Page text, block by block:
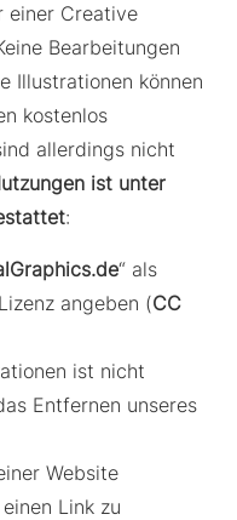
einer Creative
Bearbeitungen
Illustrationen können
kostenlos
allerdings nicht
ist unter
:
“ als
angeben (CC
ist nicht
Entfernen unseres
Website
Link zu